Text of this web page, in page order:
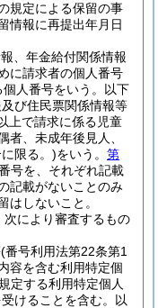
規定による保留の事
情報に再提出年月日
、年金給付関係情報
に請求者の個人番号
人番号をいう。以下
び住民票関係情報等
上で請求に係る児童
者、未成年後見人、
限る。)をいう。 第
号を、それぞれ記載
記載がないことのみ
はしないこと。
により審査するもの
(番号利用法第22条第1
容を含む利用特定個
定する利用特定個人
けることを含む。以